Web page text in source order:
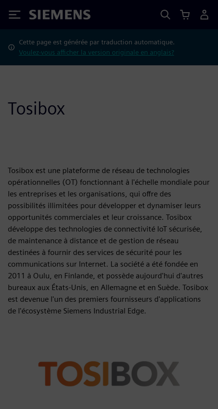
Siemens
Cette page est générée par traduction automatique.
Voulez-vous afficher la version originale en anglais?
Tosibox
Tosibox est une plateforme de réseau de technologies
opérationnelles (OT) fonctionnant à l'échelle mondiale pour
les entreprises et les organisations, qui offre des
possibilités illimitées pour développer et dynamiser leurs
opportunités commerciales et leur croissance. Tosibox
développe des technologies de connectivité IoT sécurisée,
de maintenance à distance et de gestion de réseau
destinées à fournir des services de sécurité pour les
communications sur Internet. La société a été fondée en
2011 à Oulu, en Finlande, et possède aujourd'hui d'autres
bureaux aux États-Unis, en Allemagne et en Suède. Tosibox
est devenue l'un des premiers fournisseurs d'applications
de l'écosystème Siemens Industrial Edge.